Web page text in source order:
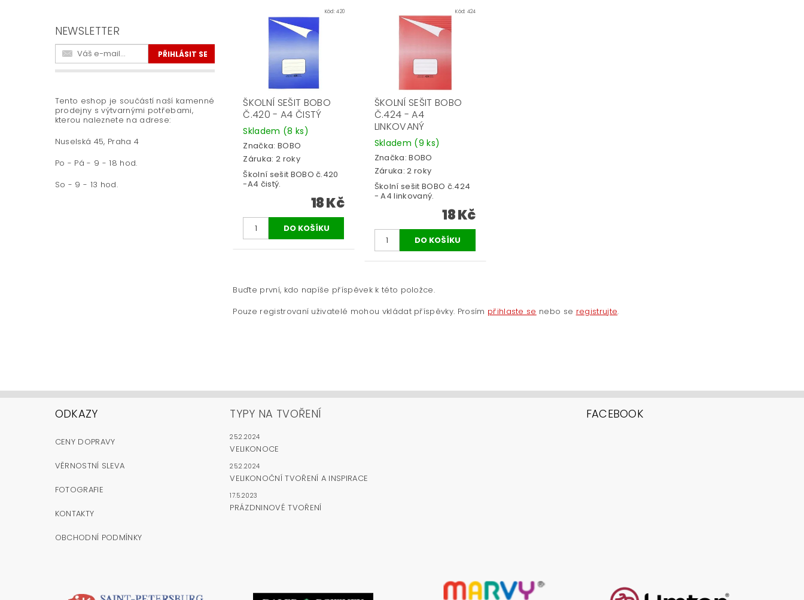
NEWSLETTER
Tento eshop je součástí naší kamenné
prodejny s výtvarnými potřebami,
kterou naleznete na adrese:
Nuselská 45, Praha 4
Po - Pá - 9 - 18 hod.
So - 9 - 13 hod.
Kód:420
ŠKOLNÍ SEŠIT BOBO
Č.420 - A4 ČISTÝ
Skladem (8 ks)
Značka: BOBO
Záruka: 2 roky
Školní sešit BOBO č.420
-A4 čistý.
18 Kč
Kód: 424
ŠKOLNÍ SEŠIT BOBO
Č.424 - A4
LINKOVANÝ
Skladem (9 ks)
Značka:BOBO
Záruka: 2 roky
Školní sešit BOBO č.424
- A4 linkovaný.
18 Kč
Buďte první, kdo napíše příspěvek k této položce.
Pouze registrovaní uživatelé mohou vkládat příspěvky. Prosím přihlaste se nebo se registrujte.
ODKAZY
CENY DOPRAVY
VĚRNOSTNÍ SLEVA
FOTOGRAFIE
KONTAKTY
OBCHODNÍ PODMÍNKY
TYPY NA TVOŘENÍ
25.2.2024
VELIKONOCE
25.2.2024
VELIKONOČNÍ TVOŘENÍ A INSPIRACE
17.5.2023
PRÁZDNINOVÉ TVOŘENÍ
FACEBOOK